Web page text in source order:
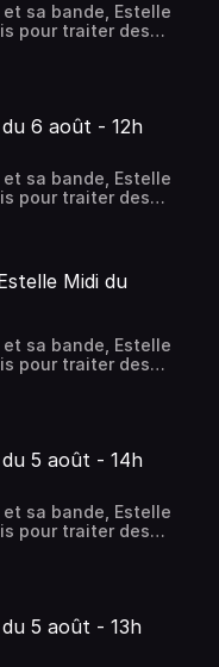
sa bande, Estelle
pour traiter des
conso, actualité,
En simultané
6 août - 12h
sa bande, Estelle
pour traiter des
conso, actualité,
En simultané
Midi du
sa bande, Estelle
pour traiter des
conso, actualité,
En simultané
5 août - 14h
sa bande, Estelle
pour traiter des
conso, actualité,
En simultané
5 août - 13h